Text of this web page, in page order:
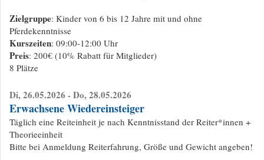
Zielgruppe: Kinder von 6 bis 12 Jahre mit und ohne
Pferdekenntnisse
Kurszeiten: 09:00-12:00 Uhr
Preis: 200€ (10% Rabatt für Mitglieder)
8 Plätze
Di, 26.05.2026 - Do, 28.05.2026
Erwachsene Wiedereinsteiger
Täglich eine Reiteinheit je nach Kenntnisstand der Reiter*innen +
Theorieeinheit
Bitte bei Anmeldung Reiterfahrung, Größe und Gewicht angeben!